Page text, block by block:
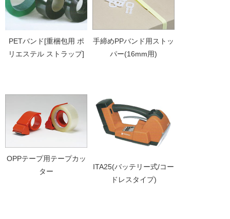
PETバンド[重梱包用 ポ
リエステル ストラップ]
手締めPPバンド用ストッ
パー(16mm用)
OPPテープ用テープカッ
ター
ITA25(バッテリー式/コー
ドレスタイプ)